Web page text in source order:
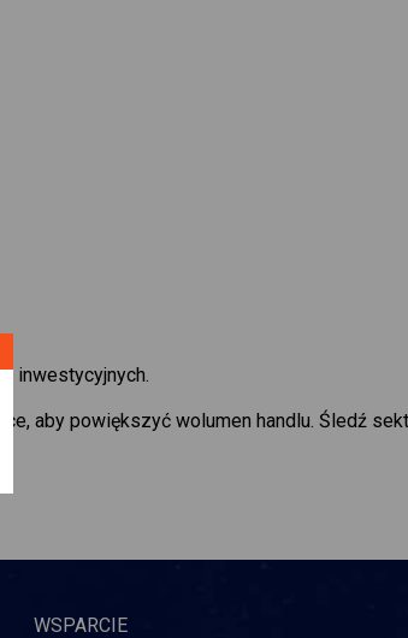
inwestycyjnych.
aby powiększyć wolumen handlu. Śledź
WSPARCIE